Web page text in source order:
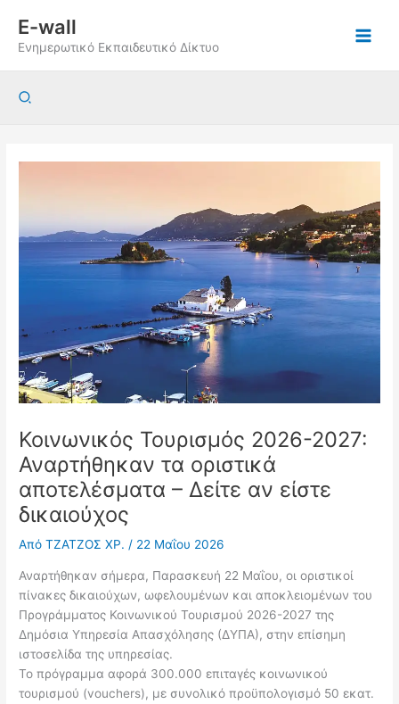
περιεχόμενο
E-wall
Ενημερωτικό Εκπαιδευτικό Δίκτυο
Αναζήτηση
Κοινωνικός Τουρισμός 2026-2027:
Αναρτήθηκαν τα οριστικά
αποτελέσματα – Δείτε αν είστε
δικαιούχος
ΑπόΤΖΑΤΖΟΣ ΧΡ./ 22 Μαΐου 2026
Αναρτήθηκαν σήμερα, Παρασκευή 22 Μαΐου, οι οριστικοί
πίνακες δικαιούχων, ωφελουμένων και αποκλειομένων του
Προγράμματος Κοινωνικού Τουρισμού 2026-2027 της
Δημόσια Υπηρεσία Απασχόλησης (ΔΥΠΑ), στην επίσημη
ιστοσελίδα της υπηρεσίας.
Το πρόγραμμα αφορά 300.000 επιταγές κοινωνικού
τουρισμού (vouchers), με συνολικό προϋπολογισμό 50 εκατ.